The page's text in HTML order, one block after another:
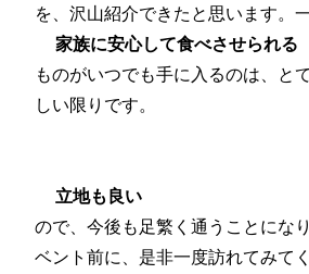
を、沢山紹介できたと思います。
家族に安心して食べさせられる
ものがいつでも手に入るのは、と
しい限りです。
立地も良い
ので、今後も足繁く通うことにな
ベント前に、是非一度訪れてみて